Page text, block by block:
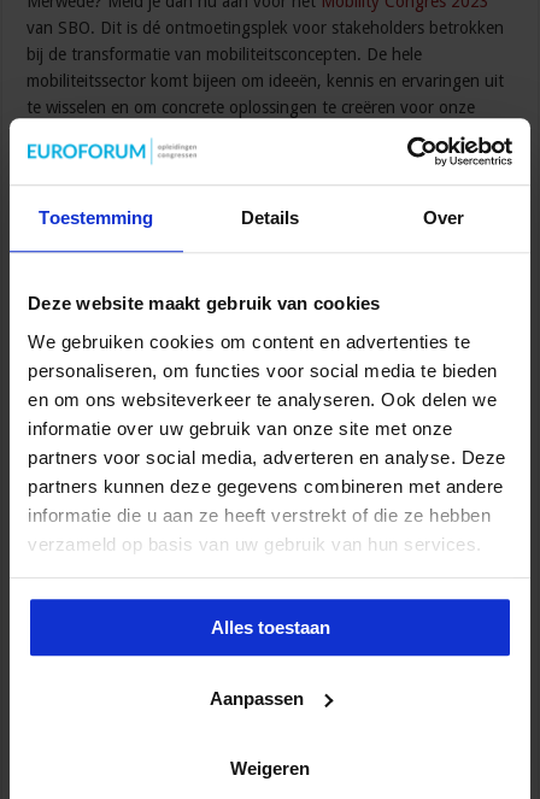
Toestemming Details Over
Deze website maakt gebruik van cookies
We gebruiken cookies om content en advertenties te
personaliseren, om functies voor social media te bieden
en om ons websiteverkeer te analyseren. Ook delen we
informatie over uw gebruik van onze site met onze
partners voor social media, adverteren en analyse. Deze
partners kunnen deze gegevens combineren met andere
informatie die u aan ze heeft verstrekt of die ze hebben
verzameld op basis van uw gebruik van hun services.
Alles toestaan
Aanpassen
Weigeren
van SBO. Dit is dé ontmoetingsplek voor stakeholders betrokken
bij de transformatie van mobiliteitsconcepten. De hele
mobiliteitssector komt bijeen om ideeën, kennis en ervaringen uit
te wisselen en om concrete oplossingen te creëren voor onze
steden en dorpen.
Gerelateerde Opleidingen en Cursussen
Opleiding Adviseur Kwaliteit & Veiligheid in de zorg
Zorg